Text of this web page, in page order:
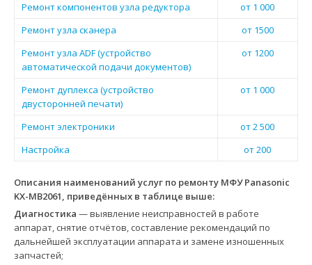
Ремонт компонентов узла редуктора
от 1 000
Ремонт узла сканера
от 1500
Ремонт узла ADF (устройство
автоматической подачи документов)
от 1200
Ремонт дуплекса (устройство
двусторонней печати)
от 1 000
Ремонт электроники
от 2 500
Настройка
от 200
Описания наименований услуг по ремонту МФУ Panasonic
KX-MB2061, приведённых в таблице выше:
Диагностика — выявление неисправностей в работе
аппарат, снятие отчётов, составление рекомендаций по
дальнейшей эксплуатации аппарата и замене изношенных
запчастей;